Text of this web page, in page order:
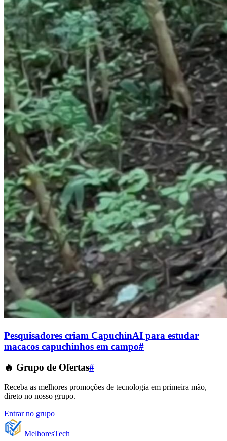
Pesquisadores criam CapuchinAI para estudar
macacos capuchinhos em campo#
🔥 Grupo de Ofertas#
Receba as melhores promoções de tecnologia em primeira mão,
direto no nosso grupo.
Entrar no grupo
MelhoresTech